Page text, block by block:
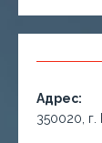
Адрес:
350020, г.